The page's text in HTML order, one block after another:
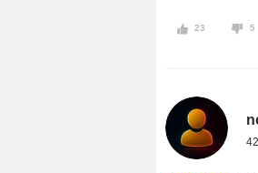
23 5